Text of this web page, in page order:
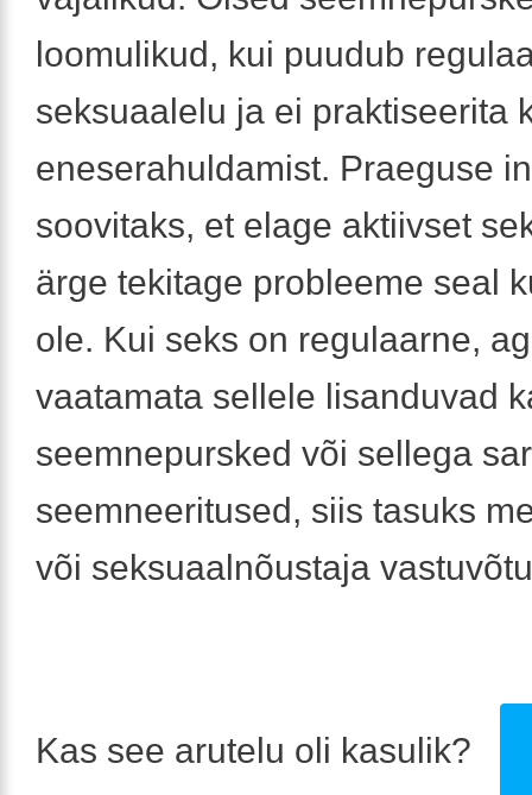
loomulikud, kui puudub
seksuaalelu ja ei praktiseerita
eneserahuldamist. Praeguse
soovitaks, et elage aktiivset
ärge tekitage probleeme seal
ole. Kui seks on regulaarne,
vaatamata sellele lisanduvad
seemnepursked või sellega
seemneeritused, siis tasuks
või seksuaalnõustaja
Kas see arutelu oli kasulik?